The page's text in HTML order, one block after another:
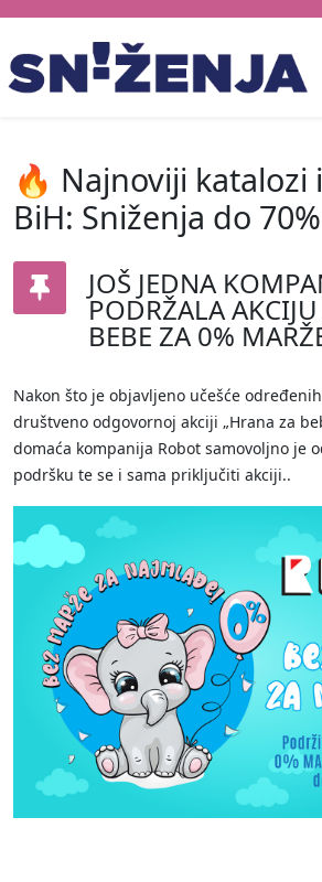
🔥 Najnoviji katalozi
BiH: Sniženja do
JOŠ JEDNA
PODRŽALA
BEBE ZA 0%
Nakon što je objavljeno učešće
društveno odgovornoj akciji „Hrana za
domaća kompanija Robot samovoljno je
podršku te se i sama priključiti akciji..